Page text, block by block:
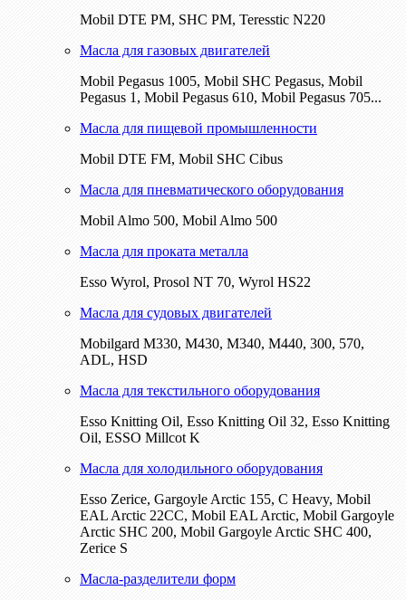
Mobil DTE РМ, SHC PM, Teresstic N220
Масла для газовых двигателей
Mobil Pegasus 1005, Mobil SHC Pegasus, Mobil
Pegasus 1, Mobil Pegasus 610, Mobil Pegasus 705...
Масла для пищевой промышленности
Mobil DTE FM, Mobil SHC Cibus
Масла для пневматического оборудования
Mobil Almo 500, Mobil Almo 500
Масла для проката металла
Esso Wyrol, Prosol NT 70, Wyrol HS22
Масла для судовых двигателей
Mobilgard M330, M430, M340, M440, 300, 570,
ADL, HSD
Масла для текстильного оборудования
Esso Knitting Oil, Esso Knitting Oil 32, Esso Knitting
Oil, ESSO Millcot K
Масла для холодильного оборудования
Esso Zerice, Gargoyle Arctic 155, С Heavy, Mobil
EAL Arctic 22CC, Mobil EAL Arctic, Mobil Gargoyle
Arctic SHC 200, Mobil Gargoyle Arctic SHC 400,
Zerice S
Масла-разделители форм